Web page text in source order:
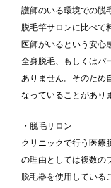
護師のいる環境での脱
脱毛竿サロンに比べて
医師がいるという安心
全身脱毛、もしくはパ
ありません。そのため
なっていることがあり
・脱毛サロン
クリニックで行う医療
の理由としては複数の
脱毛器を使用している